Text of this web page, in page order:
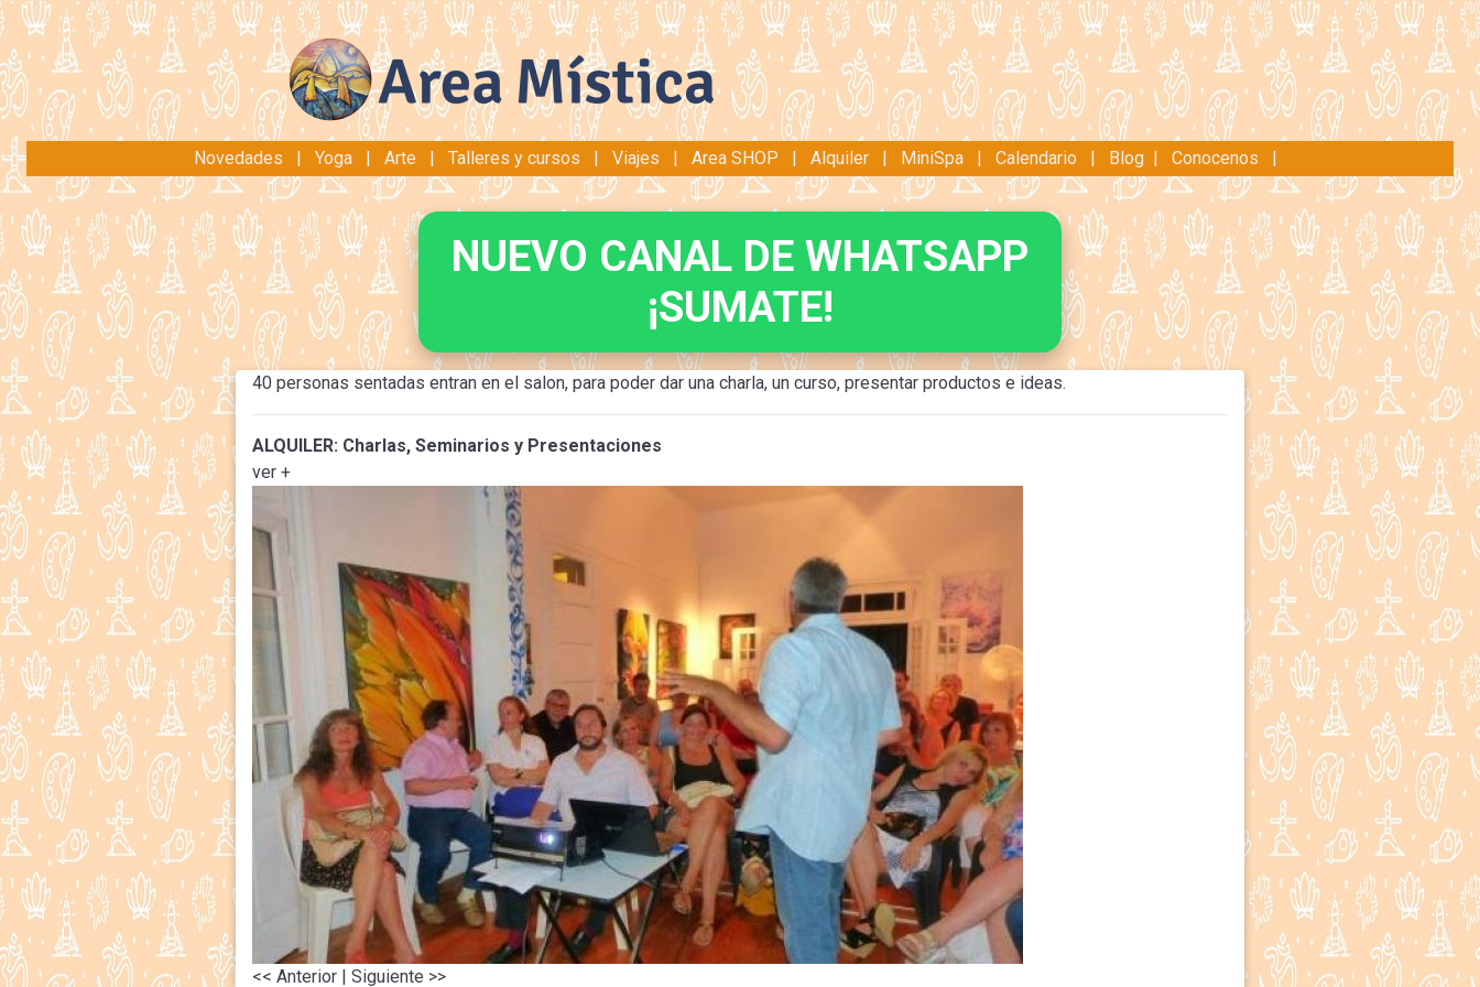
Novedades | Yoga | Arte | Talleres y cursos | Viajes | Area SHOP | Alquiler | MiniSpa | Calendario | Blog | Conocenos |
NUEVO CANAL DE WHATSAPP
¡SUMATE!
40 personas sentadas entran en el salon, para poder dar una charla, un curso, presentar productos e ideas.
ALQUILER: Charlas, Seminarios y Presentaciones
ver +
<< Anterior | Siguiente >>